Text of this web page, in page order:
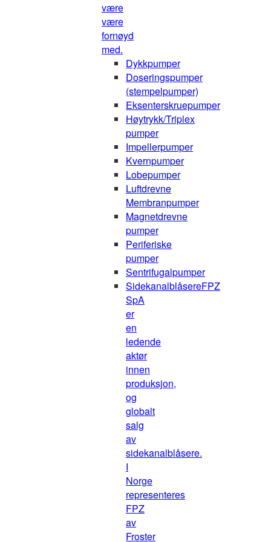
være
være
fornøyd
med.
Dykkpumper
Doseringspumper
(stempelpumper)
Eksenterskruepumper
Høytrykk/Triplex
pumper
Impellerpumper
Kvernpumper
Lobepumper
Luftdrevne
Membranpumper
Magnetdrevne
pumper
Periferiske
pumper
Sentrifugalpumper
SidekanalblåsereFPZ
SpA
er
en
ledende
aktør
innen
produksjon,
og
globalt
salg
av
sidekanalblåsere.
I
Norge
representeres
FPZ
av
Froster